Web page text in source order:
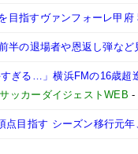
目指すヴァンフォーレ甲
の退場者や恩返し弾など
すぎる…」横浜FMの16歳
サッカーダイジェストWEB -
点目指す シーズン移行元